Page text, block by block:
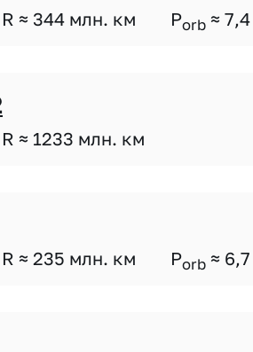
R ≈ 344 млн. км Porb ≈ 7,4
R ≈ 1233 млн. км
R ≈ 235 млн. км Porb ≈ 6,7